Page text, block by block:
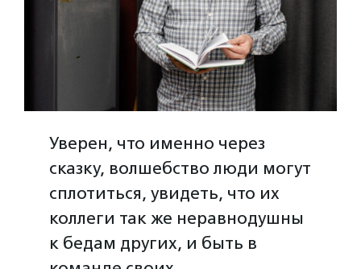
Уверен, что именно через
сказку, волшебство люди могут
сплотиться, увидеть, что их
коллеги так же неравнодушны
к бедам других, и быть в